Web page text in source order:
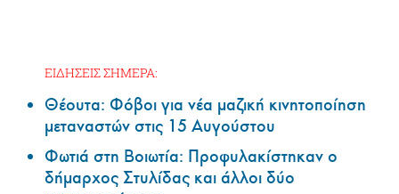
ΕΙΔΗΣΕΙΣ ΣΗΜΕΡΑ:
Θέουτα: Φόβοι για νέα μαζική κινητοποίηση
μεταναστών στις 15 Αυγούστου
Φωτιά στη Βοιωτία: Προφυλακίστηκαν ο
δήμαρχος Στυλίδας και άλλοι δύο